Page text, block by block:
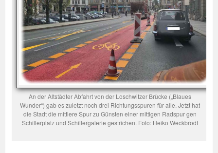
An der Altstädter Abfahrt von der Loschwitzer Brücke („Blaues
Wunder“) gab es zuletzt noch drei Richtungsspuren für alle. Jetzt hat
die Stadt die mittlere Spur zu Günsten einer mittigen Radspur gen
Schillerplatz und Schillergalerie gestrichen. Foto: Heiko Weckbrodt